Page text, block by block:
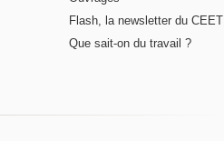
Flash, la newsletter du CEET
Que sait-on du travail ?